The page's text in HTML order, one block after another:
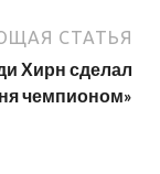
СТАТЬЯ
Хирн сделал
чемпионом»